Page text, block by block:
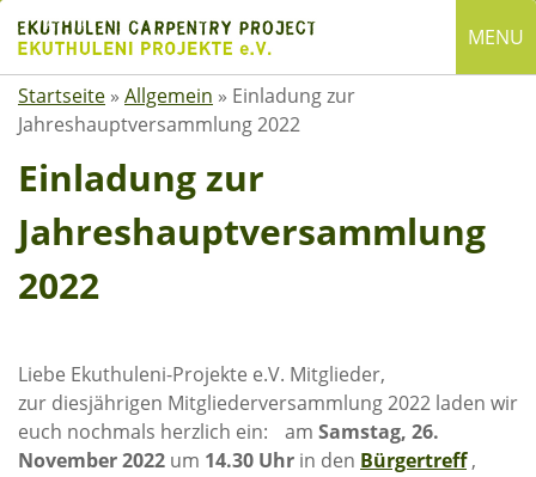
content
MENU
English
Deutsch
SUCHE
Suchen
nach:
Startseite
Über uns
Satzung
Startseite » Allgemein » Einladung zur
Jahreshauptversammlung 2022
Einladung zur
Jahreshauptversammlung
2022
Liebe Ekuthuleni-Projekte e.V. Mitglieder,
zur diesjährigen Mitgliederversammlung 2022 laden wir
euch nochmals herzlich ein: am Samstag, 26.
November 2022 um 14.30 Uhr in den Bürgertreff,